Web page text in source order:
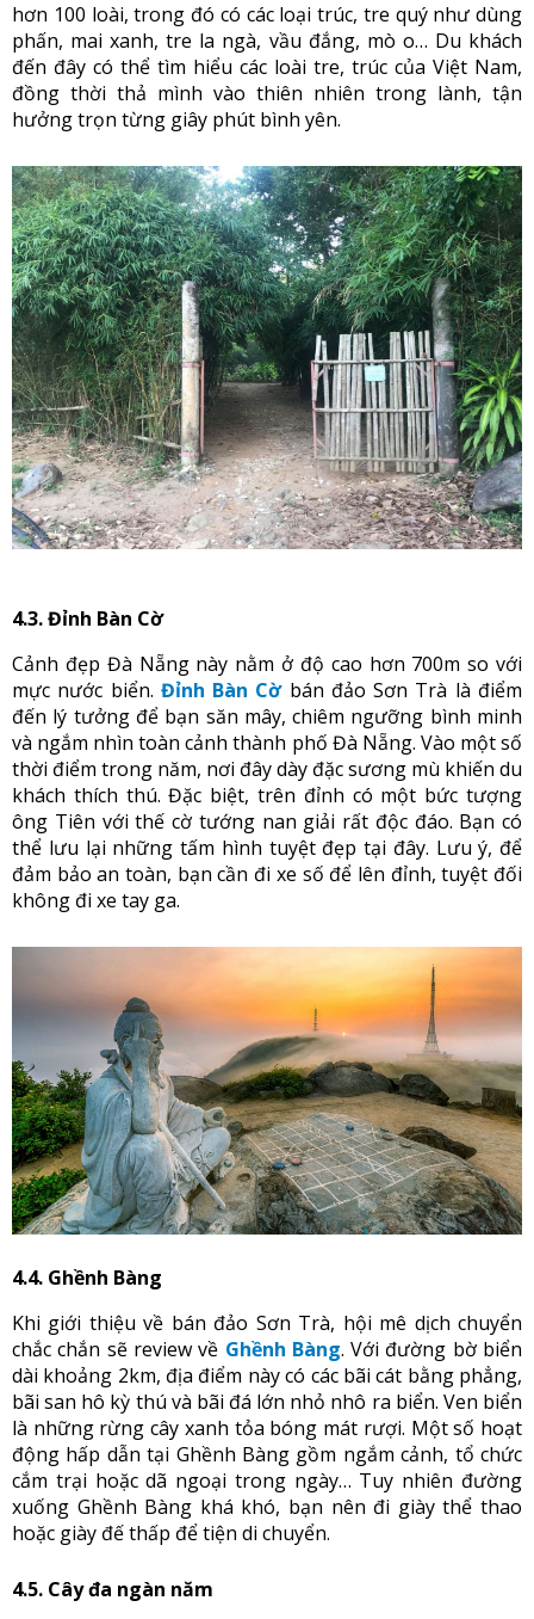
hơn 100 loài, trong đó có các loại trúc, tre quý như dùng
phấn, mai xanh, tre la ngà, vầu đắng, mò o… Du khách
đến đây có thể tìm hiểu các loài tre, trúc của Việt Nam,
đồng thời thả mình vào thiên nhiên trong lành, tận
hưởng trọn từng giây phút bình yên.
4.3. Đỉnh Bàn Cờ
Cảnh đẹp Đà Nẵng này nằm ở độ cao hơn 700m so với
mực nước biển. Đỉnh Bàn Cờbán đảo Sơn Trà là điểm
đến lý tưởng để bạn săn mây, chiêm ngưỡng bình minh
và ngắm nhìn toàn cảnh thành phố Đà Nẵng. Vào một số
thời điểm trong năm, nơi đây dày đặc sương mù khiến du
khách thích thú. Đặc biệt, trên đỉnh có một bức tượng
ông Tiên với thế cờ tướng nan giải rất độc đáo. Bạn có
thể lưu lại những tấm hình tuyệt đẹp tại đây. Lưu ý, để
đảm bảo an toàn, bạn cần đi xe số để lên đỉnh, tuyệt đối
không đi xe tay ga.
4.4. Ghềnh Bàng
Khi giới thiệu về bán đảo Sơn Trà, hội mê dịch chuyển
chắc chắn sẽ review về Ghềnh Bàng. Với đường bờ biển
dài khoảng 2km, địa điểm này có các bãi cát bằng phẳng,
bãi san hô kỳ thú và bãi đá lớn nhỏ nhô ra biển. Ven biển
là những rừng cây xanh tỏa bóng mát rượi. Một số hoạt
động hấp dẫn tại Ghềnh Bàng gồm ngắm cảnh, tổ chức
cắm trại hoặc dã ngoại trong ngày… Tuy nhiên đường
xuống Ghềnh Bàng khá khó, bạn nên đi giày thể thao
hoặc giày đế thấp để tiện di chuyển.
4.5. Cây đa ngàn năm